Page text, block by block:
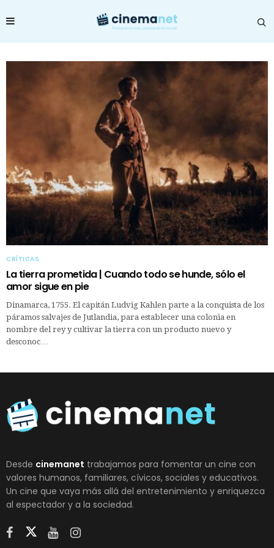
CRÍTICAS
La tierra prometida | Cuando todo se hunde, sólo el
amor sigue en pie
Dinamarca, 1755. El capitán Ludvig Kahlen parte a la conquista de los
páramos salvajes de Jutlandia, para establecer una colonia en
nombre del rey y cultivar la tierra con un producto nuevo y
desconoc…
Desde cinemanet trabajamos para fomentar un cine con
valores humanos, familiares, cívicos, sociales y educativos.
Un cine que vaya más allá del entretenimiento y enriquezca
al espectador y a la sociedad.